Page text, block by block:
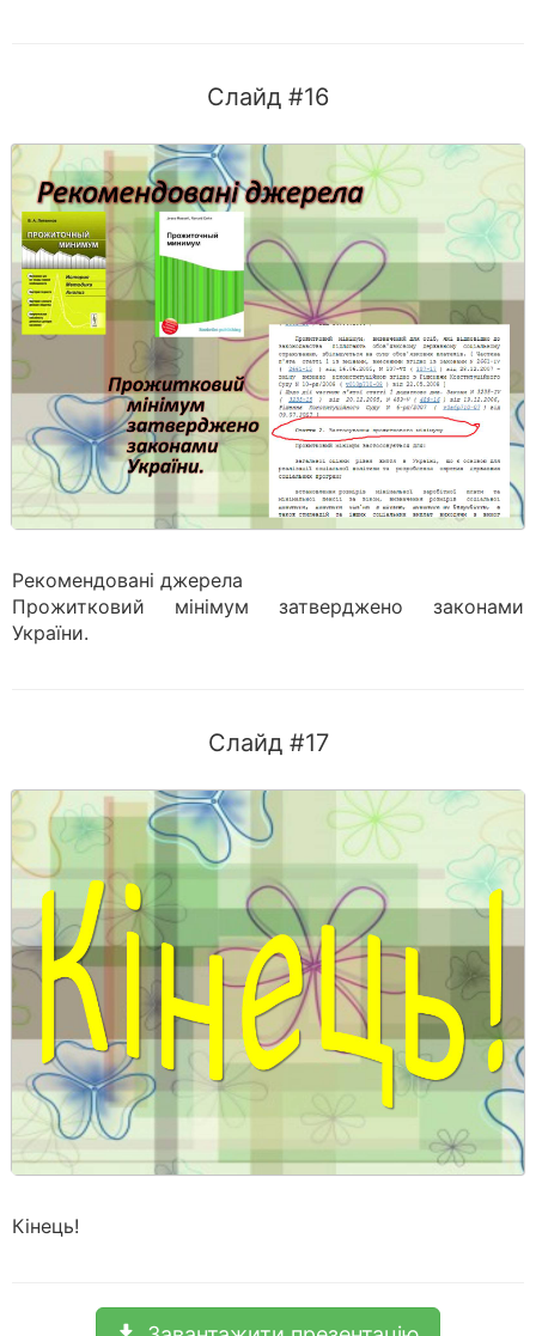
Слайд #16
Рекомендовані джерела
Прожитковий мінімум затверджено законами
України.
Слайд #17
Кінець!